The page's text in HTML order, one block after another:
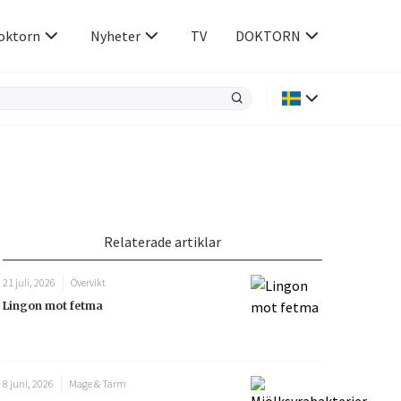
Rökavvänjning
Rörelseapparaten
Sex & Samliv
Sömn & Stress
Nyheter TV DOKTORN
Relaterade artiklar
21 juli, 2026
Övervikt
Lingon mot fetma
8 juni, 2026
Mage & Tarm